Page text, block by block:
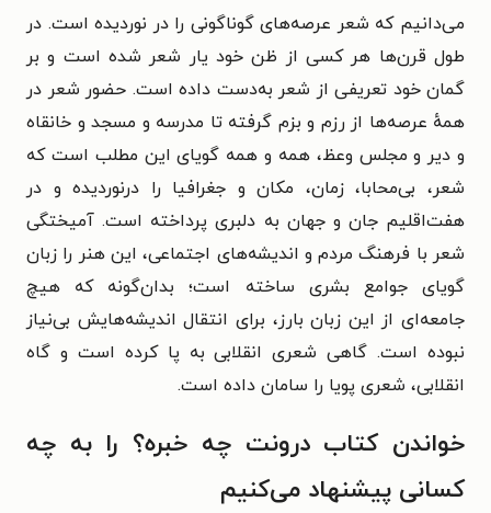
می‌دانیم که شعر عرصه‌های گوناگونی را در نوردیده است. در
طول قرن‌ها هر کسی از ظن خود یار شعر شده است و بر
گمان خود تعریفی از شعر به‌دست داده است. حضور شعر در
همهٔ عرصه‌ها از رزم و بزم گرفته تا مدرسه و مسجد و خانقاه
و دیر و مجلس وعظ، همه و همه گویای این مطلب است که
شعر، بی‌محابا، زمان، مکان و جغرافیا را درنوردیده و در
هفت‌اقلیم جان و جهان به دلبری پرداخته است. آمیختگی
شعر با فرهنگ مردم و اندیشه‌های اجتماعی، این هنر را زبان
گویای جوامع بشری ساخته است؛ بدان‌گونه که هیچ
جامعه‌ای از این زبان بارز، برای انتقال اندیشه‌هایش بی‌نیاز
نبوده است. گاهی شعری انقلابی به پا کرده است و گاه
انقلابی، شعری پویا را سامان داده است.
خواندن کتاب درونت چه خبره؟ را به چه
کسانی پیشنهاد می‌کنیم